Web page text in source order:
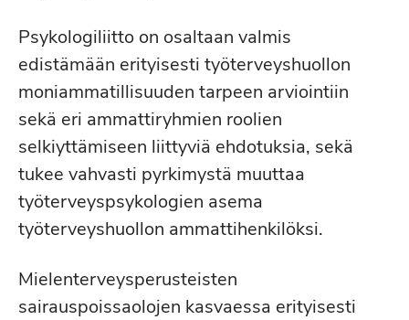
Psykologiliitto on osaltaan valmis
edistämään erityisesti työterveyshuollon
moniammatillisuuden tarpeen arviointiin
sekä eri ammattiryhmien roolien
selkiyttämiseen liittyviä ehdotuksia, sekä
tukee vahvasti pyrkimystä muuttaa
työterveyspsykologien asema
työterveyshuollon ammattihenkilöksi.
Mielenterveysperusteisten
sairauspoissaolojen kasvaessa erityisesti